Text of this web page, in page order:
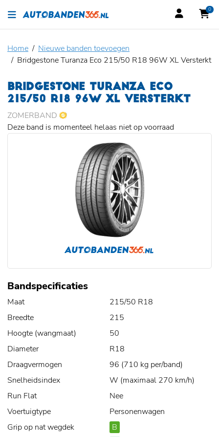
0
Home
Nieuwe banden toevoegen
Bridgestone Turanza Eco 215/50 R18 96W XL Versterkt
BRIDGESTONE TURANZA ECO
215/50 R18 96W XL VERSTERKT
ZOMERBAND
Deze band is momenteel helaas niet op voorraad
Bandspecificaties
Maat
215/50 R18
Breedte
215
Hoogte (wangmaat)
50
Diameter
R18
Draagvermogen
96 (710 kg per/band)
Snelheidsindex
W (maximaal 270 km/h)
Run Flat
Nee
Voertuigtype
Personenwagen
Grip op nat wegdek
B